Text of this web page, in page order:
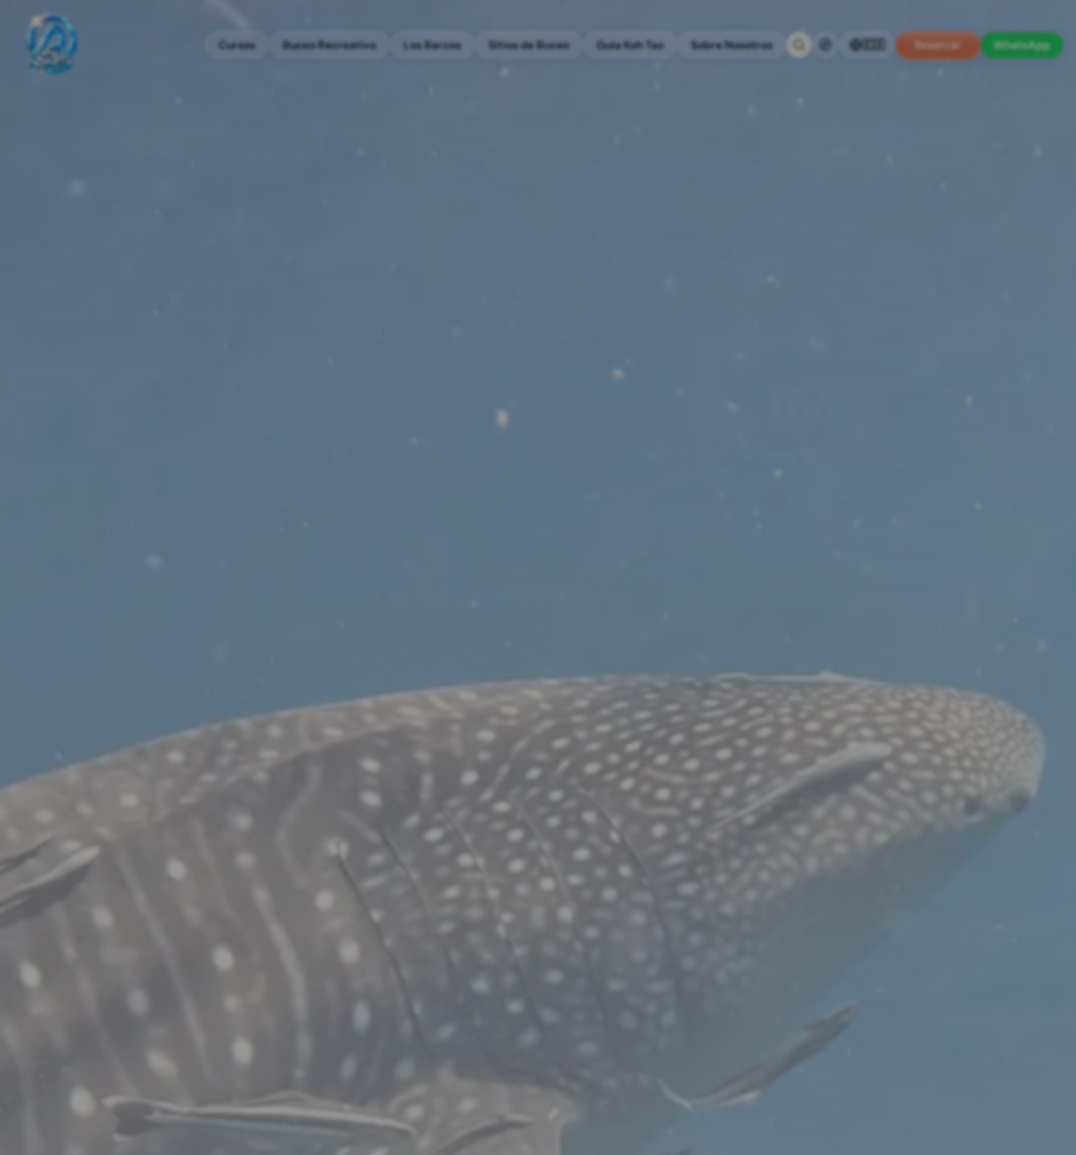
Cursos Buceo Recreativo Los Barcos Sitios de Buceo Guía Koh Tao Sobre Nosotros Reservar WhatsApp